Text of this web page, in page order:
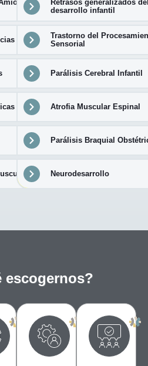
Retrasos generalizados
desarrollo infantil
Trastorno del
Sensorial
Parálisis Cerebral Infantil
Atrofia Muscular Espinal
Parálisis Braquial
Neurodesarrollo
escogernos?